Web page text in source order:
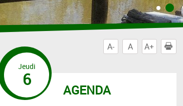
A- A A+
AGENDA
Jeudi
6